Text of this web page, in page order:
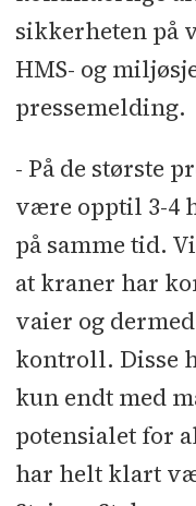
sikkerheten på
HMS- og
pressemelding.
- På de største
være opptil 3-4
på samme tid.
at kraner har
vaier og
kontroll. Disse
kun endt med
potensialet for
har helt klart